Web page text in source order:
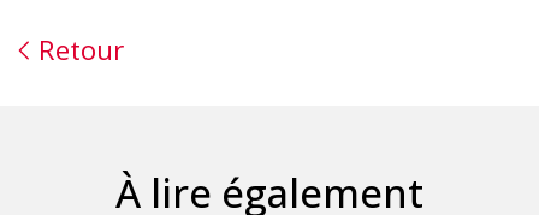
Retour
À lire également